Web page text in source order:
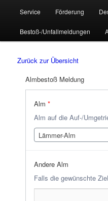
Service Förderung
Bestoß-/Unfallmeldungen
Zurück zur Übersicht
Almbestoß Meldung
Alm*
Alm auf die Auf-/
Lämmer-Alm
Andere Alm
Falls die gewünschte